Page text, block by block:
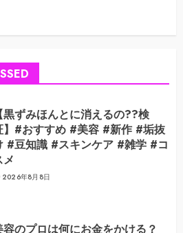
【黒ずみほんとに消えるの??検
】#おすすめ #美容 #新作 #垢抜
#豆知識 #スキンケア #雑学 #コ
メ
2026年8月8日
容のプロは何にお金をかける？